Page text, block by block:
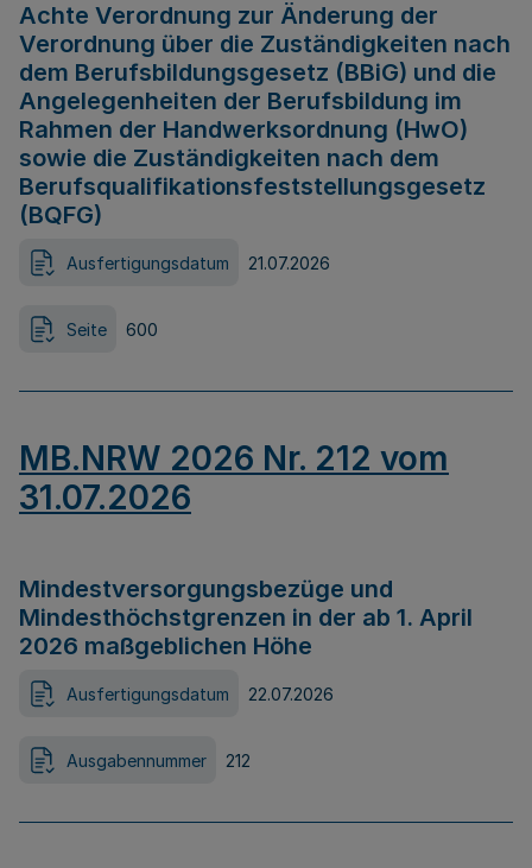
Achte Verordnung zur Änderung der
Verordnung über die Zuständigkeiten nach
dem Berufsbildungsgesetz (BBiG) und die
Angelegenheiten der Berufsbildung im
Rahmen der Handwerksordnung (HwO)
sowie die Zuständigkeiten nach dem
Berufsqualifikationsfeststellungsgesetz
(BQFG)
Ausfertigungsdatum 21.07.2026
Seite 600
MB.NRW 2026 Nr. 212 vom
31.07.2026
Mindestversorgungsbezüge und
Mindesthöchstgrenzen in der ab 1. April
2026 maßgeblichen Höhe
Ausfertigungsdatum 22.07.2026
Ausgabennummer 212